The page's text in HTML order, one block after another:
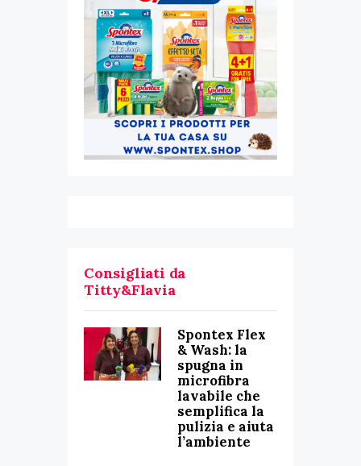
Consigliati da
Titty&Flavia
Spontex Flex
& Wash: la
spugna in
microfibra
lavabile che
semplifica la
pulizia e aiuta
l’ambiente